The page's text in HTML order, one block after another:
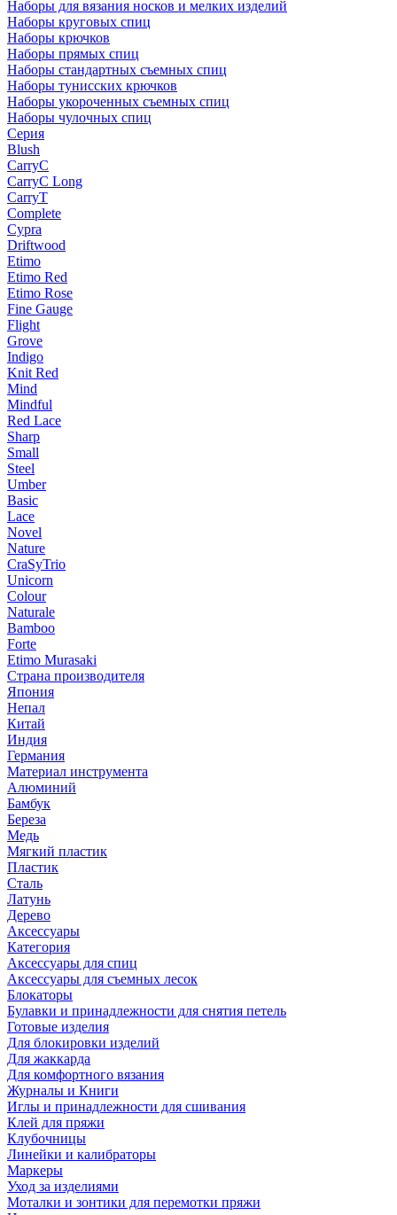
Наборы для вязания носков и мелких изделий
Наборы круговых спиц
Наборы крючков
Наборы прямых спиц
Наборы стандартных съемных спиц
Наборы тунисских крючков
Наборы укороченных съемных спиц
Наборы чулочных спиц
Серия
Blush
CarryC
CarryC Long
CarryT
Complete
Cypra
Driftwood
Etimo
Etimo Red
Etimo Rose
Fine Gauge
Flight
Grove
Indigo
Knit Red
Mind
Mindful
Red Lace
Sharp
Small
Steel
Umber
Basic
Lace
Novel
Nature
CraSyTrio
Unicorn
Colour
Naturale
Bamboo
Forte
Etimo Murasaki
Страна производителя
Япония
Непал
Китай
Индия
Германия
Материал инструмента
Алюминий
Бамбук
Береза
Медь
Мягкий пластик
Пластик
Сталь
Латунь
Дерево
Аксессуары
Категория
Аксессуары для спиц
Аксессуары для съемных лесок
Блокаторы
Булавки и принадлежности для снятия петель
Готовые изделия
Для блокировки изделий
Для жаккарда
Для комфортного вязания
Журналы и Книги
Иглы и принадлежности для сшивания
Клей для пряжи
Клубочницы
Линейки и калибраторы
Маркеры
Уход за изделиями
Моталки и зонтики для перемотки пряжи